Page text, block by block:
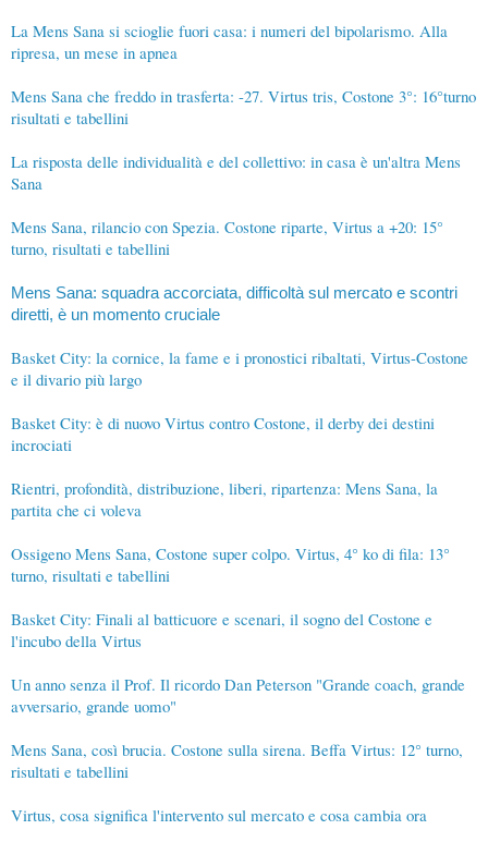
La Mens Sana si scioglie fuori casa: i numeri del bipolarismo. Alla
ripresa, un mese in apnea
Mens Sana che freddo in trasferta: -27. Virtus tris, Costone 3°: 16°turno
risultati e tabellini
La risposta delle individualità e del collettivo: in casa è un'altra Mens
Sana
Mens Sana, rilancio con Spezia. Costone riparte, Virtus a +20: 15°
turno, risultati e tabellini
Mens Sana: squadra accorciata, difficoltà sul mercato e scontri
diretti, è un momento cruciale
Basket City: la cornice, la fame e i pronostici ribaltati, Virtus-Costone
e il divario più largo
Basket City: è di nuovo Virtus contro Costone, il derby dei destini
incrociati
Rientri, profondità, distribuzione, liberi, ripartenza: Mens Sana, la
partita che ci voleva
Ossigeno Mens Sana, Costone super colpo. Virtus, 4° ko di fila: 13°
turno, risultati e tabellini
Basket City: Finali al batticuore e scenari, il sogno del Costone e
l'incubo della Virtus
Un anno senza il Prof. Il ricordo Dan Peterson "Grande coach, grande
avversario, grande uomo"
Mens Sana, così brucia. Costone sulla sirena. Beffa Virtus: 12° turno,
risultati e tabellini
Virtus, cosa significa l'intervento sul mercato e cosa cambia ora